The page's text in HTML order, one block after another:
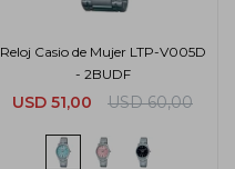
Reloj Casio de Mujer LTP-V005D
- 2BUDF
USD 51,00 USD 60,00